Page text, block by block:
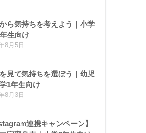
ら気持ちを考えよう｜小学
生向け
8月5日
見て気持ちを選ぼう｜幼児
1年生向け
8月3日
連携キャンペーン】